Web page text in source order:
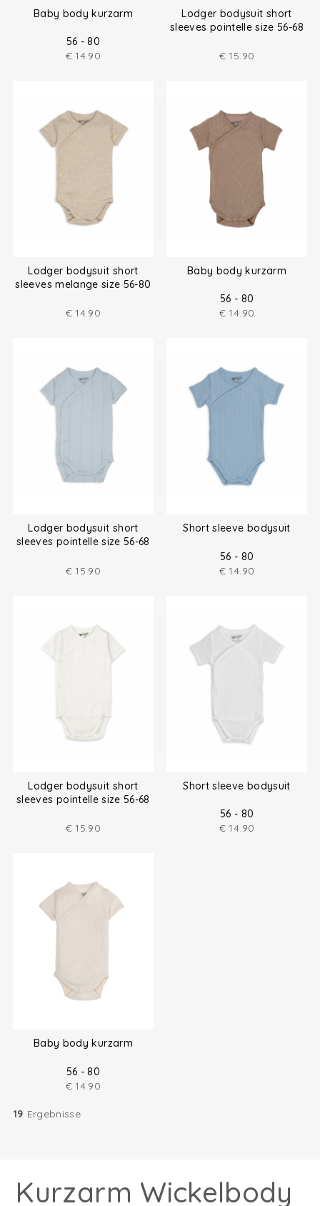
Baby body kurzarm
56 - 80
€ 14.90
Lodger bodysuit short
sleeves pointelle size 56-68
€ 15.90
Lodger bodysuit short
sleeves melange size 56-80
€ 14.90
Baby body kurzarm
56 - 80
€ 14.90
Lodger bodysuit short
sleeves pointelle size 56-68
€ 15.90
Short sleeve bodysuit
56 - 80
€ 14.90
Lodger bodysuit short
sleeves pointelle size 56-68
€ 15.90
Short sleeve bodysuit
56 - 80
€ 14.90
Baby body kurzarm
56 - 80
€ 14.90
19 Ergebnisse
Kurzarm Wickelbody